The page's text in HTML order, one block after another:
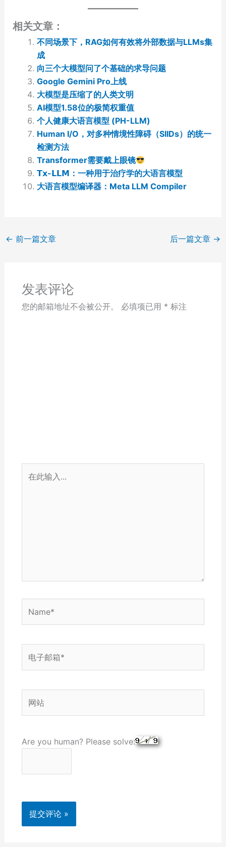
相关文章：
不同场景下，RAG如何有效将外部数据与LLMs集
成
向三个大模型问了个基础的求导问题
Google Gemini Pro上线
大模型是压缩了的人类文明
AI模型1.58位的极简权重值
个人健康大语言模型 (PH-LLM)
Human I/O，对多种情境性障碍（SIIDs）的统一
检测方法
Transformer需要戴上眼镜
𝗧𝘅-𝗟𝗟𝗠：一种用于治疗学的大语言模型
大语言模型编译器：Meta LLM Compiler
← 前一篇文章 后一篇文章 →
发表评论
您的邮箱地址不会被公开。 必填项已用 * 标注
子
箱
站
Are you human? Please solve: